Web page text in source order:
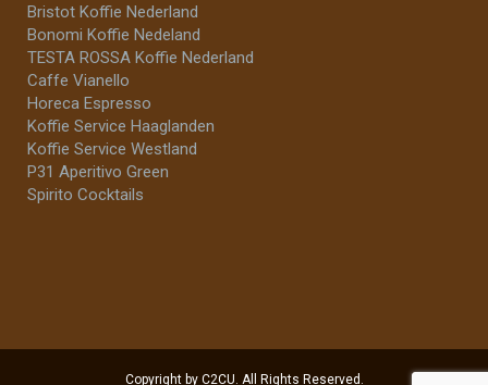
Bristot Koffie Nederland
Bonomi Koffie Nedeland
TESTA ROSSA Koffie Nederland
Caffe Vianello
Horeca Espresso
Koffie Service Haaglanden
Koffie Service Westland
P31 Aperitivo Green
Spirito Cocktails
Copyright by C2CU. All Rights Reserved.